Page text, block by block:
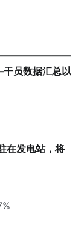
据汇总以
在发电站，将